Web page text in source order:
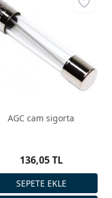
AGC cam sigorta
136,05 TL